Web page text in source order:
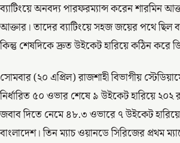
ব্যাটিংয়ে অনবদ্য পারফরম্যান্স করেন শারমিন
আক্তার। তাদের ব্যাটিংয়ে সহজ জয়ের পথে ছিল
কিন্তু শেষদিকে দ্রুত উইকেট হারিয়ে কঠিন করে
সোমবার (২০ এপ্রিল) রাজশাহী বিভাগীয়
নির্ধারিত ৫০ ওভার শেষে ৯ উইকেট হারিয়ে ২০২
জবাব দিতে নেমে ৪৮.৩ ওভারে ৭ উইকেট
বাংলাদেশ। তিন ম্যাচ ওয়ানডে সিরিজের প্রথম